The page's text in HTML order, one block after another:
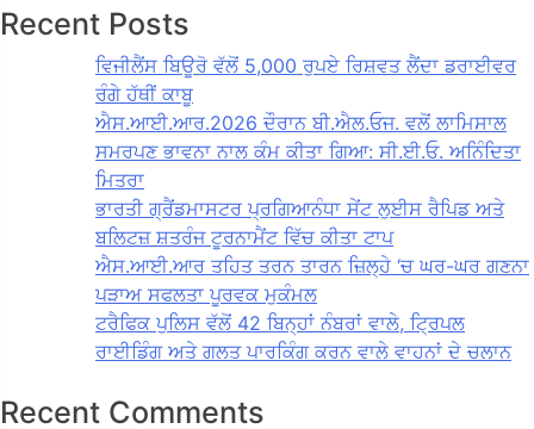
Recent Posts
ਵਿਜੀਲੈਂਸ ਬਿਊਰੋ ਵੱਲੋਂ 5,000 ਰੁਪਏ ਰਿਸ਼ਵਤ ਲੈਂਦਾ ਡਰਾਈਵਰ
ਰੰਗੇ ਹੱਥੀਂ ਕਾਬੂ
ਐਸ.ਆਈ.ਆਰ.2026 ਦੌਰਾਨ ਬੀ.ਐਲ.ਓਜ. ਵਲੋਂ ਲਾਮਿਸਾਲ
ਸਮਰਪਣ ਭਾਵਨਾ ਨਾਲ ਕੰਮ ਕੀਤਾ ਗਿਆ: ਸੀ.ਈ.ਓ. ਅਨਿੰਦਿਤਾ
ਮਿਤਰਾ
ਭਾਰਤੀ ਗ੍ਰੈਂਡਮਾਸਟਰ ਪ੍ਰਗਿਆਨੰਧਾ ਸੇਂਟ ਲੁਈਸ ਰੈਪਿਡ ਅਤੇ
ਬਲਿਟਜ਼ ਸ਼ਤਰੰਜ ਟੂਰਨਾਮੈਂਟ ਵਿੱਚ ਕੀਤਾ ਟਾਪ
ਐਸ.ਆਈ.ਆਰ ਤਹਿਤ ਤਰਨ ਤਾਰਨ ਜ਼ਿਲ੍ਹੇ ‘ਚ ਘਰ-ਘਰ ਗਣਨਾ
ਪੜਾਅ ਸਫਲਤਾ ਪੂਰਵਕ ਮੁਕੰਮਲ
ਟਰੈਫਿਕ ਪੁਲਿਸ ਵੱਲੋਂ 42 ਬਿਨ੍ਹਾਂ ਨੰਬਰਾਂ ਵਾਲੇ, ਟ੍ਰਿਪਲ
ਰਾਈਡਿੰਗ ਅਤੇ ਗਲਤ ਪਾਰਕਿੰਗ ਕਰਨ ਵਾਲੇ ਵਾਹਨਾਂ ਦੇ ਚਲਾਨ
Recent Comments